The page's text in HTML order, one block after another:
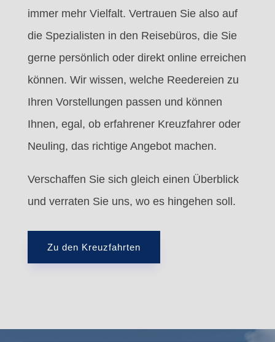
immer mehr Vielfalt. Vertrauen Sie also auf
die Spezialisten in den Reisebüros, die Sie
gerne persönlich oder direkt online erreichen
können. Wir wissen, welche Reedereien zu
Ihren Vorstellungen passen und können
Ihnen, egal, ob erfahrener Kreuzfahrer oder
Neuling, das richtige Angebot machen.
Verschaffen Sie sich gleich einen Überblick
und verraten Sie uns, wo es hingehen soll.
Zu den Kreuzfahrten